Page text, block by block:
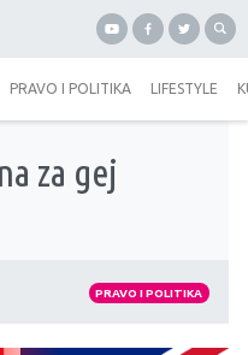
PRAVO I POLITIKA LIFESTYLE
za gej
PRAVO I POLITIKA